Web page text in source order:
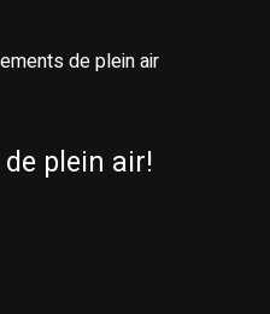
de plein air
plein air!